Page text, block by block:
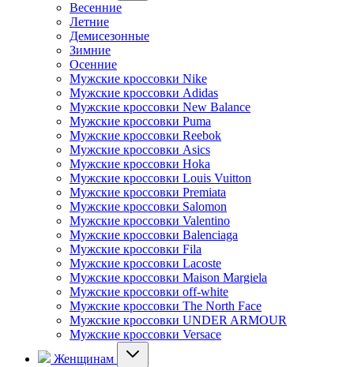
Весенние
Летние
Демисезонные
Зимние
Осенние
Мужские кроссовки Nike
Мужские кроссовки Adidas
Мужские кроссовки New Balance
Мужские кроссовки Puma
Мужские кроссовки Reebok
Мужские кроссовки Asics
Мужские кроссовки Hoka
Мужские кроссовки Louis Vuitton
Мужские кроссовки Premiata
Мужские кроссовки Salomon
Мужские кроссовки Valentino
Мужские кроссовки Balenciaga
Мужские кроссовки Fila
Мужские кроссовки Lacoste
Мужские кроссовки Maison Margiela
Мужские кроссовки off-white
Мужские кроссовки The North Face
Мужские кроссовки UNDER ARMOUR
Мужские кроссовки Versace
Женщинам